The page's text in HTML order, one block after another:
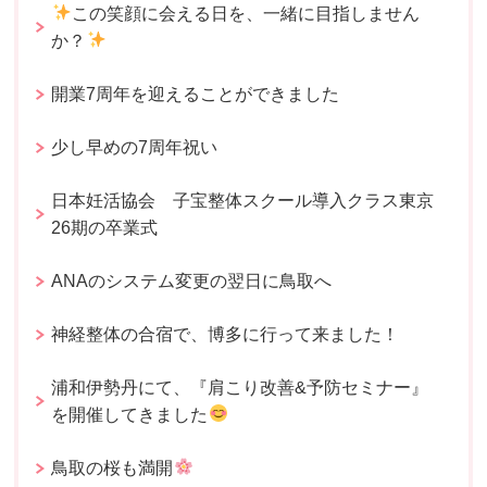
この笑顔に会える日を、一緒に目指しません
か？
開業7周年を迎えることができました
少し早めの7周年祝い
日本妊活協会 子宝整体スクール導入クラス東京
26期の卒業式
ANAのシステム変更の翌日に鳥取へ
神経整体の合宿で、博多に行って来ました！
浦和伊勢丹にて、『肩こり改善&予防セミナー』
を開催してきました
鳥取の桜も満開